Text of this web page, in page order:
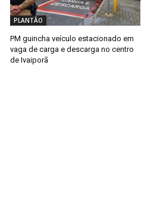
PLANTÃO
PM guincha veículo estacionado em
vaga de carga e descarga no centro
de Ivaiporã